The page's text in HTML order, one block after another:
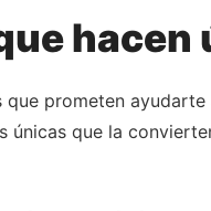
hacen
prometen
que la